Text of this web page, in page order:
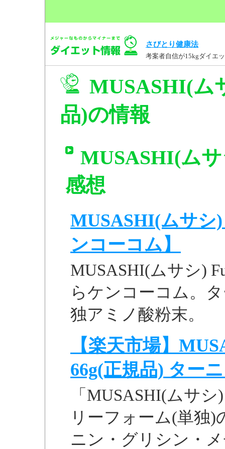
さびとり健康法
考案者自信が15kgダイエ
MUSASHI(ム
品)の情報
MUSASHI(ム
感想
MUSASHI(ムサシ
ンコーコム】
MUSASHI(ムサシ)
らケンコーコム。
独アミノ酸粉末。
【楽天市場】
66g(正規品) ター
「MUSASHI(ムサ
リーフォーム(単独
ニン・グリシン・